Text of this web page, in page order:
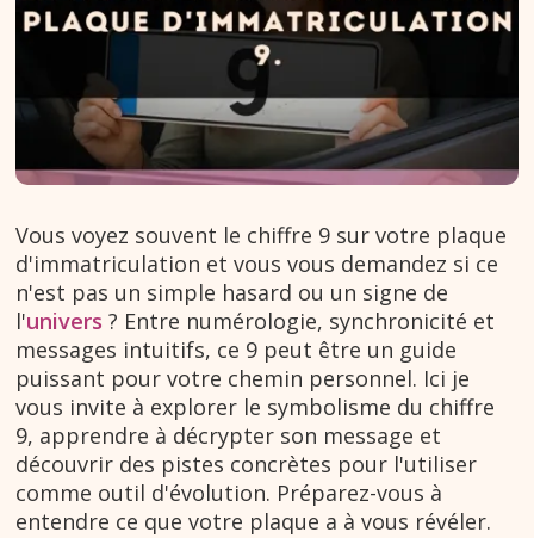
Vous voyez souvent le chiffre 9 sur votre plaque
d'immatriculation et vous vous demandez si ce
n'est pas un simple hasard ou un signe de
l'univers ? Entre numérologie, synchronicité et
messages intuitifs, ce 9 peut être un guide
puissant pour votre chemin personnel. Ici je
vous invite à explorer le symbolisme du chiffre
9, apprendre à décrypter son message et
découvrir des pistes concrètes pour l'utiliser
comme outil d'évolution. Préparez-vous à
entendre ce que votre plaque a à vous révéler.